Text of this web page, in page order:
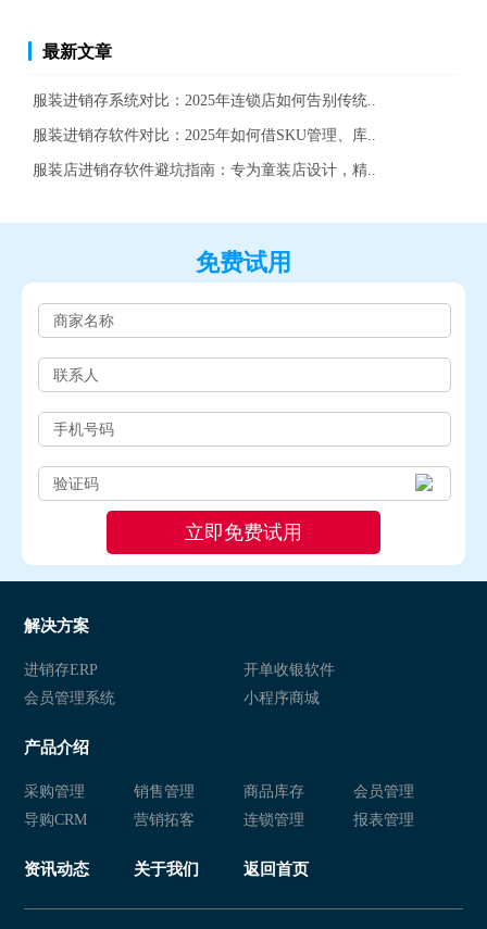
最新文章
服装进销存系统对比：2025年连锁店如何告别传统..
服装进销存软件对比：2025年如何借SKU管理、库..
服装店进销存软件避坑指南：专为童装店设计，精..
免费试用
解决方案
进销存ERP
开单收银软件
会员管理系统
小程序商城
产品介绍
采购管理 销售管理 商品库存
会员管理
导购CRM
营销拓客 连锁管理 报表管理
资讯动态 关于我们 返回首页